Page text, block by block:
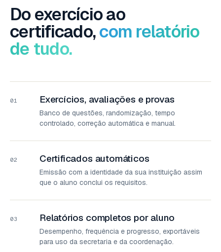
Do exercício ao
certificado,com relatório
de tudo.
01 Exercícios, avaliações e provas
Banco de questões, randomização, tempo
controlado, correção automática e manual.
02 Certificados automáticos
Emissão com a identidade da sua instituição assim
que o aluno conclui os requisitos.
03 Relatórios completos por aluno
Desempenho, frequência e progresso, exportáveis
para uso da secretaria e da coordenação.